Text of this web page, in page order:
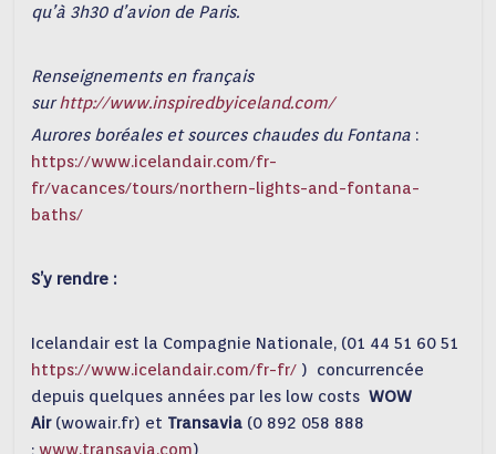
qu’à 3h30 d’avion de Paris.
Renseignements en français
surhttp://www.inspiredbyiceland.com/
Aurores boréales et sources chaudes du Fontana :
https://www.icelandair.com/fr-
fr/vacances/tours/northern-lights-and-fontana-
baths/
S’y rendre :
Icelandair est la Compagnie Nationale, (01 44 51 60 51
https://www.icelandair.com/fr-fr/ ) concurrencée
depuis quelques années par les low costsWOW
Air (wowair.fr) et Transavia (0 892 058 888
;www.transavia.com)